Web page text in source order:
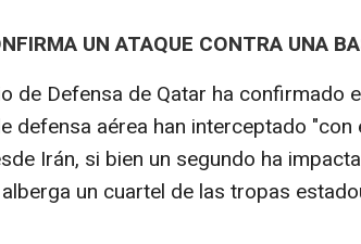
UN ATAQUE CONTRA UNA
de Defensa de Qatar ha confirmado
defensa aérea han interceptado
Irán, si bien un segundo ha
un cuartel de las tropas